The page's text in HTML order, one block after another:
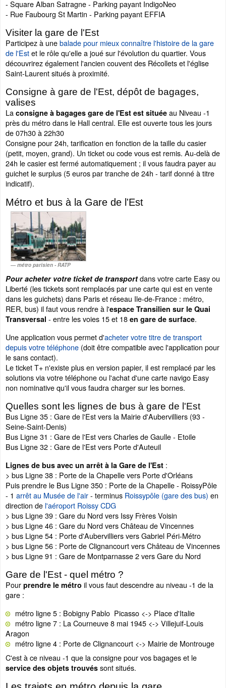
- Square Alban Satragne - Parking payant IndigoNeo
- Rue Faubourg St Martin - Parking payant EFFIA
Visiter la gare de l'Est
Participez à unebalade pour mieux connaître l'histoire de la gare
de l'Estet le rôle qu'elle a joué sur l'évolution du quartier. Vous
découvrirez également l'ancien couvent des Récollets et l'église
Saint-Laurent situés à proximité.
Consigne à gare de l'Est, dépôt de bagages,
valises
La consigne à bagages gare de l'Est est située au Niveau -1
près du métro dans le Hall central. Elle est ouverte tous les jours
de 07h30 à 22h30
Consigne pour 24h, tarification en fonction de la taille du casier
(petit, moyen, grand). Un ticket ou code vous est remis. Au-delà de
24h le casier est fermé automatiquement ; il vous faudra payer au
guichet le surplus (5 euros par tranche de 24h - tarif donné à titre
indicatif).
Métro et bus à la Gare de l'Est
métro parisien - RATP
Pour acheter votre ticket de transportdans votre carte Easy ou
Liberté (les tickets sont remplacés par une carte qui est en vente
dans les guichets) dans Paris et réseau Ile-de-France : métro,
RER, bus) il faut vous rendre à l'espace Transilien sur le Quai
Transversal - entre les voies 15 et 18 en gare de surface.
Une application vous permet d'acheter votre titre de transport
depuis votre téléphone (doit être compatible avec l'application pour
le sans contact).
Le ticket T+ n'existe plus en version papier, il est remplacé par les
solutions via votre téléphone ou l'achat d'une carte navigo Easy
non nominative qu'il vous faudra charger sur les bornes.
Quelles sont les lignes de bus à gare de l'Est
Bus Ligne 35 : Gare de l'Est vers la Mairie d'Aubervilliers (93 -
Seine-Saint-Denis)
Bus Ligne 31 : Gare de l'Est vers Charles de Gaulle - Etoile
Bus Ligne 32 : Gare de l'Est vers Porte d'Auteuil
Lignes de bus avec un arrêt à la Gare de l'Est :
> bus Ligne 38 : Porte de la Chapelle vers Porte d'Orléans
Puis prendre le Bus Ligne 350 : Porte de la Chapelle - RoissyPôle
- 1 arrêt au Musée de l'air- terminus Roissypôle (gare des bus) en
direction de l'aéroport Roissy CDG
> bus Ligne 39 : Gare du Nord vers Issy Frères Voisin
> bus Ligne 46 : Gare du Nord vers Château de Vincennes
> bus Ligne 54 : Porte d'Aubervilliers vers Gabriel Péri-Métro
> bus Ligne 56 : Porte de Clignancourt vers Château de Vincennes
> bus Ligne 91 : Gare de Montparnasse 2 vers Gare du Nord
Gare de l'Est - quel métro ?
Pour prendre le métro il vous faut descendre au niveau -1 de la
gare :
métro ligne 5 : Bobigny Pablo Picasso <-> Place d'Italie
métro ligne 7 : La Courneuve 8 mai 1945 <-> Villejuif-Louis
Aragon
métro ligne 4 : Porte de Clignancourt <-> Mairie de Montrouge
C'est à ce niveau -1 que la consigne pour vos bagages et le
service des objets trouvés sont situés.